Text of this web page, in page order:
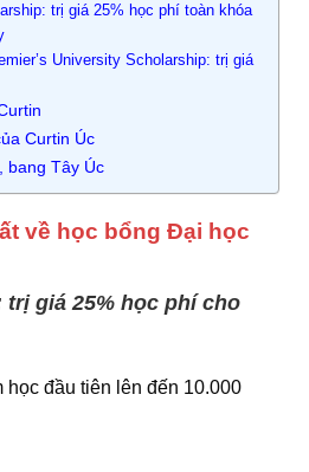
trị giá 25% học phí toàn khóa
University Scholarship: trị giá
Curtin Úc
bang Tây Úc
về học bổng Đại học
giá 25% học phí cho
học đầu tiên lên đến 10.000